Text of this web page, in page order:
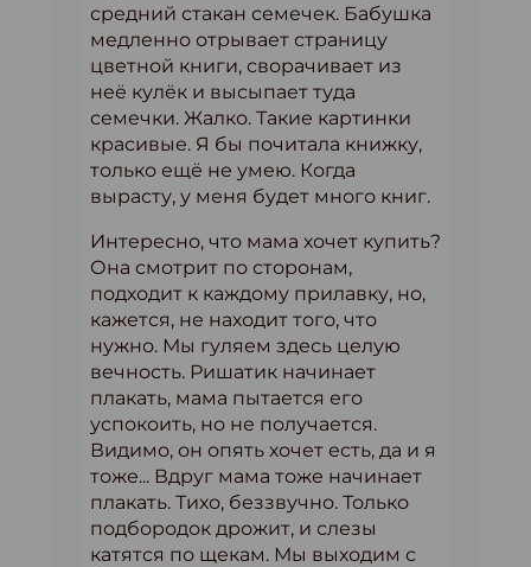
средний стакан семечек. Бабушка
медленно отрывает страницу
цветной книги, сворачивает из
неё кулёк и высыпает туда
семечки. Жалко. Такие картинки
красивые. Я бы почитала книжку,
только ещё не умею. Когда
вырасту, у меня будет много книг.
Интересно, что мама хочет купить?
Она смотрит по сторонам,
подходит к каждому прилавку, но,
кажется, не находит того, что
нужно. Мы гуляем здесь целую
вечность. Ришатик начинает
плакать, мама пытается его
успокоить, но не получается.
Видимо, он опять хочет есть, да и я
тоже... Вдруг мама тоже начинает
плакать. Тихо, беззвучно. Только
подбородок дрожит, и слезы
катятся по щекам. Мы выходим с